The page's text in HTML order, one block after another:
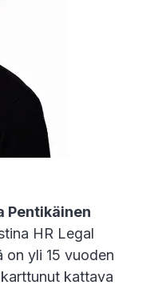
Pentikäinen
HR Legal
on yli 15 vuoden
kattava